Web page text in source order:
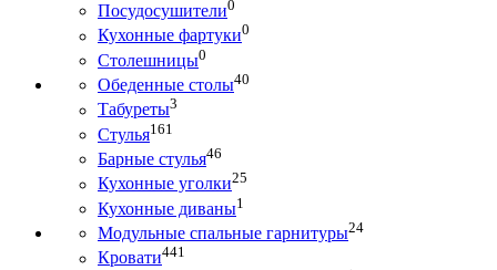
Посудосушители0
Кухонные фартуки0
Столешницы0
Обеденные столы40
Табуреты3
Стулья161
Барные стулья46
Кухонные уголки25
Кухонные диваны1
Модульные спальные гарнитуры24
Кровати441